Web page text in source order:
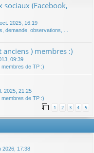
sociaux (Facebook,
2025, 16:19
demande, observations, ...
) membres :)
09:39
de TP :)
2025, 21:25
de TP :)
1 2 3 4 5
2026, 17:38